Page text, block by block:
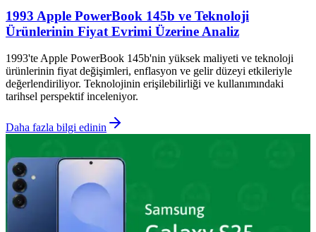
1993 Apple PowerBook 145b ve Teknoloji
Ürünlerinin Fiyat Evrimi Üzerine Analiz
1993'te Apple PowerBook 145b'nin yüksek maliyeti ve teknoloji
ürünlerinin fiyat değişimleri, enflasyon ve gelir düzeyi etkileriyle
değerlendiriliyor. Teknolojinin erişilebilirliği ve kullanımındaki
tarihsel perspektif inceleniyor.
Daha fazla bilgi edinin